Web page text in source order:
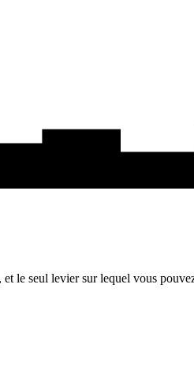
le seul levier sur lequel vous